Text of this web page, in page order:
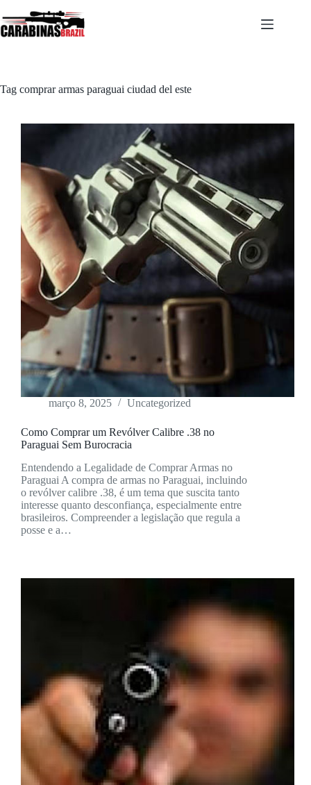
para
o
Tag comprar armas paraguai ciudad del este
março 8, 2025 Uncategorized
Como Comprar um Revólver Calibre .38 no
Paraguai Sem Burocracia
Entendendo a Legalidade de Comprar Armas no
Paraguai A compra de armas no Paraguai, incluindo
o revólver calibre .38, é um tema que suscita tanto
interesse quanto desconfiança, especialmente entre
brasileiros. Compreender a legislação que regula a
posse e a…